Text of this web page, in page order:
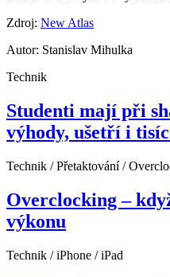
Zdroj: New Atlas
Autor: Stanislav Mihulka
Technik
Studenti mají při
výhody, ušetří i
Technik / Přetaktování /
Overclocking –
výkonu
Technik / iPhone / iPad